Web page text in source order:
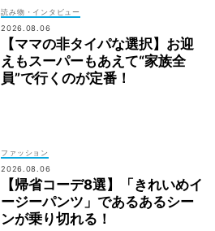
読み物・インタビュー
2026.08.06
【ママの非タイパな選択】お迎
えもスーパーもあえて“家族全
員”で行くのが定番！
ファッション
2026.08.06
【帰省コーデ8選】「きれいめイ
ージーパンツ」であるあるシー
ンが乗り切れる！